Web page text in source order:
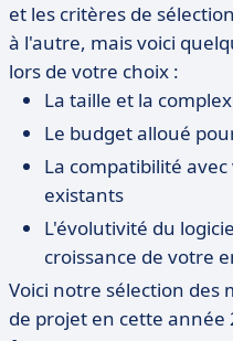
et les critères de
à l'autre, mais voici
lors de votre choix :
La taille et la
Le budget alloué
La compatibilité
existants
L'évolutivité du
croissance de votre
Voici notre sélection des
de projet en cette année